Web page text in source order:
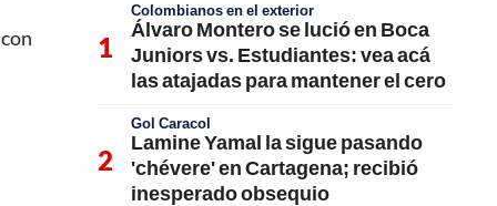
Colombianos en el exterior
Álvaro Montero se lució en Boca
Juniors vs. Estudiantes: vea acá
las atajadas para mantener el cero
Gol Caracol
Lamine Yamal la sigue pasando
'chévere' en Cartagena; recibió
inesperado obsequio